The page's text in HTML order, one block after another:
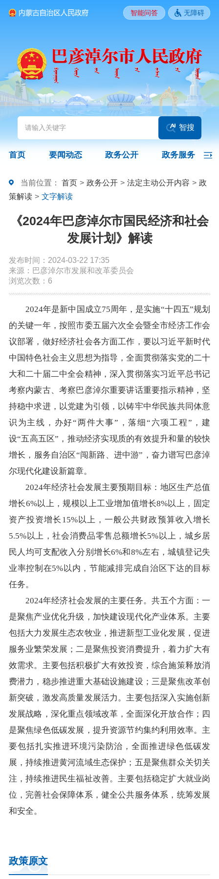
头条 国务院信息 自治区信息
政务动态 旗县区动态
图片新闻
政务公开
政务服务
特色服务专区 惠企政策精准服务 网上中介服务超市
便民应用 便民热线 基础清单
办事大厅 内蒙古政务服务网 高效办成一件事
政民互动
在线访谈 意见征集 诉求公开
智能问答
走进巴彦淖尔
行政区划 自然地理 资源禀赋
人文历史
回到顶部
智能问答 无障碍
智搜
首页 要闻动态 政务公开 政务服务
当前位置： 首页 > 政务公开 > 法定主动公开内容 > 政
策解读 > 文字解读
《2024年巴彦淖尔市国民经济和社会
发展计划》解读
发布时间：2024-03-22 17:35
来源：巴彦淖尔市发展和改革委员会
浏览次数：6
2024年是新中国成立75周年，是实施“十四五”规划
的关键一年，按照市委五届六次全会暨全市经济工作会
议部署，做好经济社会各方面工作，要以习近平新时代
中国特色社会主义思想为指导，全面贯彻落实党的二十
大和二十届二中全会精神，深入贯彻落实习近平总书记
考察内蒙古、考察巴彦淖尔重要讲话重要指示精神，坚
持稳中求进，以党建为引领，以铸牢中华民族共同体意
识为主线，办好“两件大事”，落细“六项工程”，建
设“五高五区”，推动经济实现质的有效提升和量的较快
增长，服务自治区“闯新路、进中游”，奋力谱写巴彦淖
尔现代化建设新篇章。
2024年经济社会发展主要预期目标：地区生产总值
增长6%以上，规模以上工业增加值增长8%以上，固定
资产投资增长15%以上，一般公共财政预算收入增长
5.5%以上，社会消费品零售总额增长5%以上，城乡居
民人均可支配收入分别增长6%和8%左右，城镇登记失
业率控制在5%以内，节能减排完成自治区下达的目标
任务。
2024年经济社会发展的主要任务。共五个方面：一
是聚焦产业优化升级，加快建设现代化产业体系。主要
包括大力发展生态农牧业，推进新型工业化发展，促进
服务业繁荣发展；二是聚焦投资消费提升，着力扩大有
效需求。主要包括积极扩大有效投资，综合施策释放消
费潜力，稳步推进重大基础设施建设；三是聚焦改革创
新突破，激发高质量发展活力。主要包括深入实施创新
发展战略，深化重点领域改革，全面深化开放合作；四
是聚焦绿色低碳发展，提升资源节约集约利用效率。主
要包括扎实推进环境污染防治，全面推进绿色低碳发
展，持续推进黄河流域生态保护；五是聚焦群众关切关
注，持续推进民生福祉改善。主要包括稳定扩大就业岗
位，完善社会保障体系，健全公共服务体系，统筹发展
和安全。
政策原文